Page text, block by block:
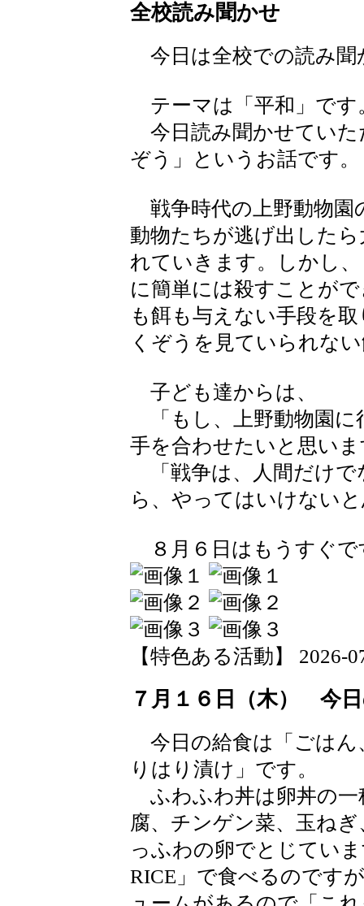
全校読み聞かせ
今日は全校での読み聞
テーマは「平和」です
今日読み聞かせていた
ぞう」というお話です。
戦争時代の上野動物園
動物たちが逃げ出した
れていきます。しかし
に簡単には殺すことが
も餌も与えない手段を
くぞうを見ていられな
子ども達からは、
「もし、上野動物園に
手を合わせたいと思い
「戦争は、人間だけで
ら、やってはいけない
８月６日はもうすぐで
【特色ある活動】 2026-
７月１６日（木） 今
今日の給食は「ごはん
りはり漬け」です。
ふわふわ丼は卵丼の一
腐、チンゲン菜、玉ね
っふわの卵でとじてい
RICE」で食べるのです